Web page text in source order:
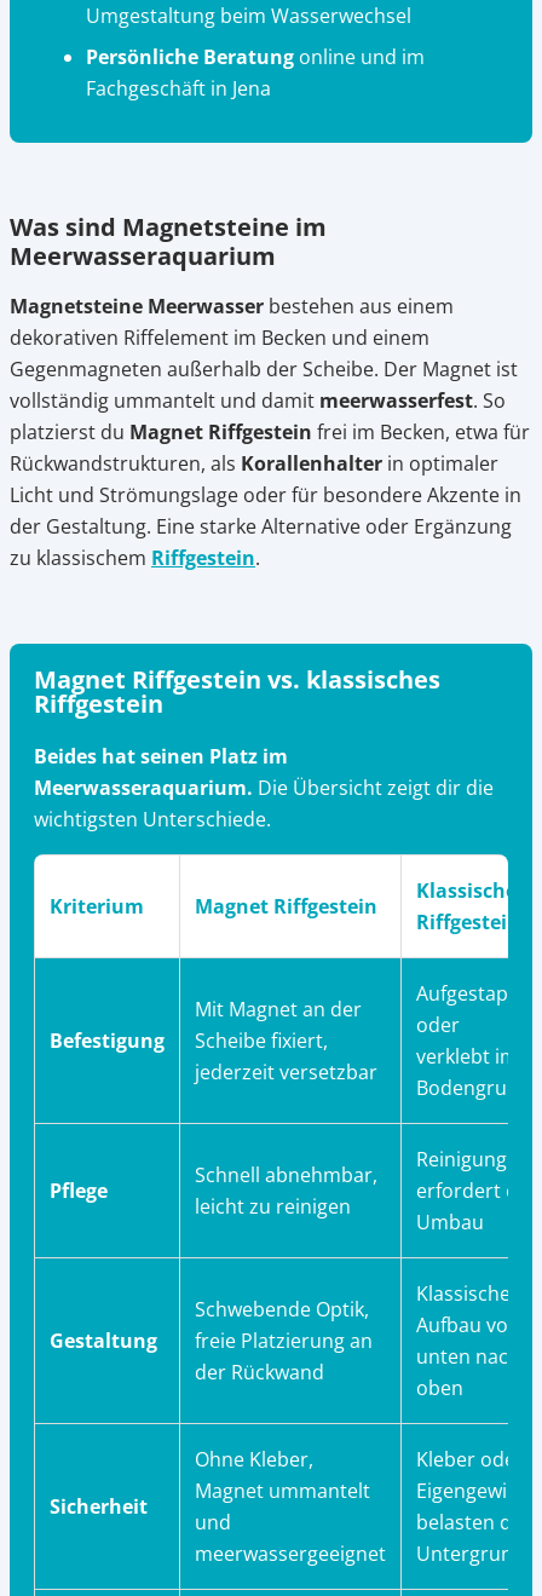
Umgestaltung beim Wasserwechsel
Persönliche Beratung online und im
Fachgeschäft in Jena
Was sind Magnetsteine im
Meerwasseraquarium
Magnetsteine Meerwasser bestehen aus einem
dekorativen Riffelement im Becken und einem
Gegenmagneten außerhalb der Scheibe. Der Magnet ist
vollständig ummantelt und damit meerwasserfest. So
platzierst du Magnet Riffgestein frei im Becken, etwa für
Rückwandstrukturen, als Korallenhalter in optimaler
Licht und Strömungslage oder für besondere Akzente in
der Gestaltung. Eine starke Alternative oder Ergänzung
zu klassischem Riffgestein.
Magnet Riffgestein vs. klassisches
Riffgestein
Beides hat seinen Platz im
Meerwasseraquarium. Die Übersicht zeigt dir die
wichtigsten Unterschiede.
Kriterium Magnet Riffgestein
Klassisches
Riffgestein
Befestigung
Mit Magnet an der
Scheibe fixiert,
jederzeit versetzbar
Aufgestapelt
oder
verklebt im
Bodengrund
Pflege
Schnell abnehmbar,
leicht zu reinigen
Reinigung
erfordert oft
Umbau
Gestaltung
Schwebende Optik,
freie Platzierung an
der Rückwand
Klassischer
Aufbau von
unten nach
oben
Sicherheit
Ohne Kleber,
Magnet ummantelt
und
meerwassergeeignet
Kleber oder
Eigengewicht
belasten den
Untergrund